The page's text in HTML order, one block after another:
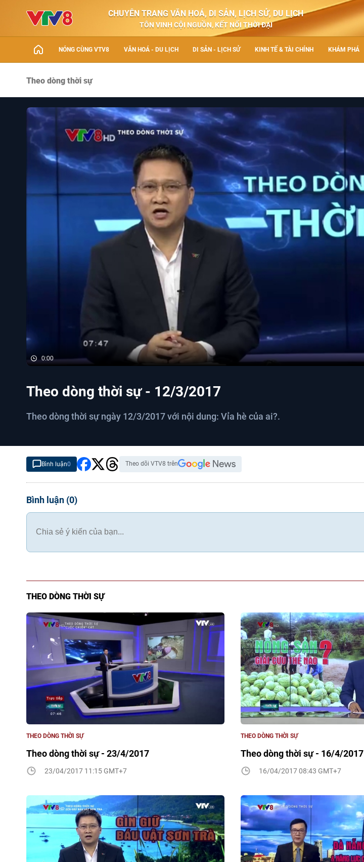
CHUYÊN TRANG VĂN HOÁ, DI SẢN, LỊCH SỬ, DU LỊCH
TÔN VINH CỘI NGUỒN, KẾT NỐI THỜI ĐẠI
NÓNG CÙNG VTV8 VĂN HOÁ - DU LỊCH DI SẢN - LỊCH SỬ KINH TẾ & TÀI CHÍNH KHÁM PHÁ
Theo dòng thời sự
0:00
Theo dòng thời sự - 12/3/2017
Theo dòng thời sự ngày 12/3/2017 với nội dung: Vỉa hè của ai?.
Bình luận0 Theo dõi VTV8 trên
Bình luận (0)
THEO DÒNG THỜI SỰ
Theo dòng thời sự - 23/4/2017
THEO DÒNG THỜI SỰ
23/04/2017 11:15 GMT+7
Theo dòng thời sự - 16/4/2017
THEO DÒNG THỜI SỰ
16/04/2017 08:43 GMT+7